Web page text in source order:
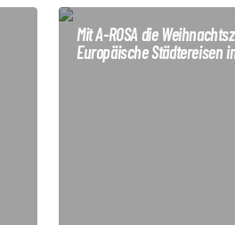
Mit A-ROSA die
Europäische Städtereisen